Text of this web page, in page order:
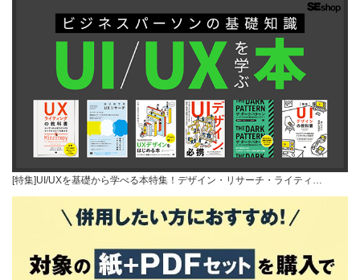
[特集]UI/UXを基礎から学べる本特集！デザイン・リサーチ・ライティ…